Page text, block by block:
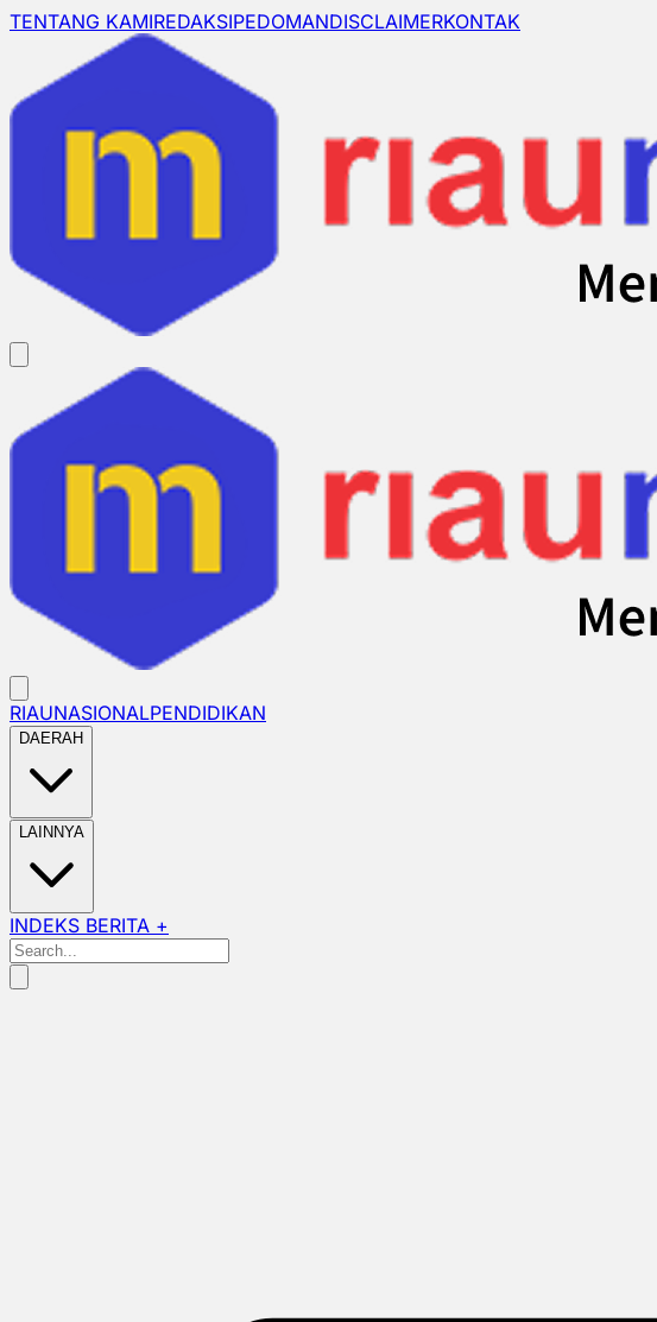
TENTANG KAMIREDAKSIPEDOMANDISCLAIMERKONTAK
RIAUNASIONALPENDIDIKAN
DAERAH
LAINNYA
INDEKS BERITA +